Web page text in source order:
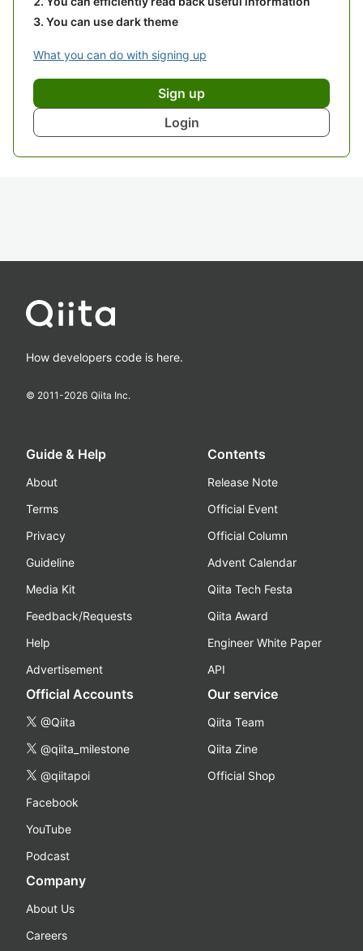
You can use dark theme
What you can do with signing up
Sign up
Login
How developers code is here.
© 2011-2026 Qiita Inc.
Guide & Help
About
Terms
Privacy
Guideline
Media Kit
Feedback/Requests
Help
Advertisement
Contents
Release Note
Official Event
Official Column
Advent Calendar
Qiita Tech Festa
Qiita Award
Engineer White Paper
API
Official Accounts
@Qiita
@qiita_milestone
@qiitapoi
Facebook
YouTube
Podcast
Our service
Qiita Team
Qiita Zine
Official Shop
Company
About Us
Careers